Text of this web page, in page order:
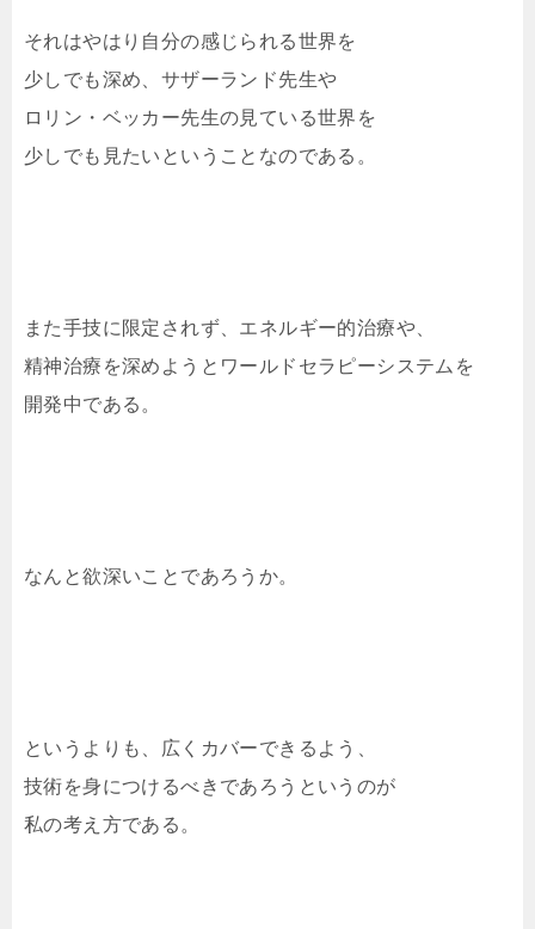
それはやはり自分の感じられる世界を
少しでも深め、サザーランド先生や
ロリン・ベッカー先生の見ている世界を
少しでも見たいということなのである。
また手技に限定されず、エネルギー的治療や、
精神治療を深めようとワールドセラピーシステムを
開発中である。
なんと欲深いことであろうか。
というよりも、広くカバーできるよう、
技術を身につけるべきであろうというのが
私の考え方である。